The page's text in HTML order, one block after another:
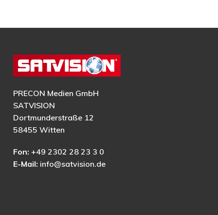
PRECON Medien GmbH
SATVISION
Dortmunderstraße 12
58455 Witten
Fon: +49 2302 28 23 3 0
E-Mail: info@satvision.de